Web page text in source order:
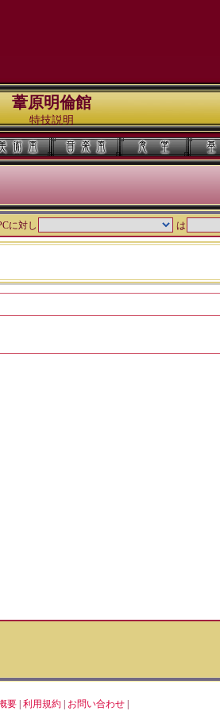
葦原明倫館
特技説明
に対し は
要 利用規約 お問い合わせ